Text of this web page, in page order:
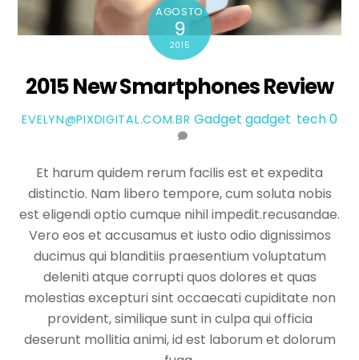
AGOSTO
9
2015
2015 New Smartphones Review
EVELYN@PIXDIGITAL.COM.BR Gadget gadget tech0
Et harum quidem rerum facilis est et expedita
distinctio. Nam libero tempore, cum soluta nobis
est eligendi optio cumque nihil impedit.recusandae.
Vero eos et accusamus et iusto odio dignissimos
ducimus qui blanditiis praesentium voluptatum
deleniti atque corrupti quos dolores et quas
molestias excepturi sint occaecati cupiditate non
provident, similique sunt in culpa qui officia
deserunt mollitia animi, id est laborum et dolorum